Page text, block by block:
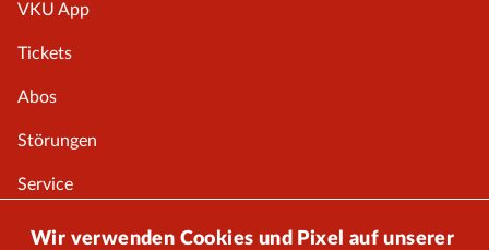
Wir verwenden Cookies und Pixel auf unserer
VKU App
Tickets
Abos
Störungen
Service
Onlineshop